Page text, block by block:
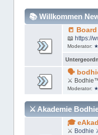
📚 Willkommen
📒
📖 https://
Moderator:
🗣
⚔
Moderator:
⚔ Akademie
🎓
⚔ Bodhie